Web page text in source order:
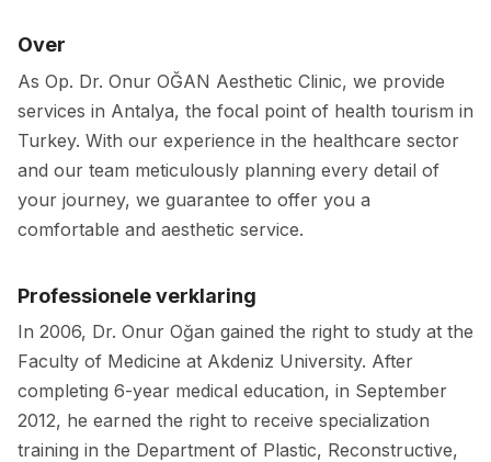
Over
As Op. Dr. Onur OĞAN Aesthetic Clinic, we provide
services in Antalya, the focal point of health tourism in
Turkey. With our experience in the healthcare sector
and our team meticulously planning every detail of
your journey, we guarantee to offer you a
comfortable and aesthetic service.
Professionele verklaring
In 2006, Dr. Onur Oğan gained the right to study at the
Faculty of Medicine at Akdeniz University. After
completing 6-year medical education, in September
2012, he earned the right to receive specialization
training in the Department of Plastic, Reconstructive,